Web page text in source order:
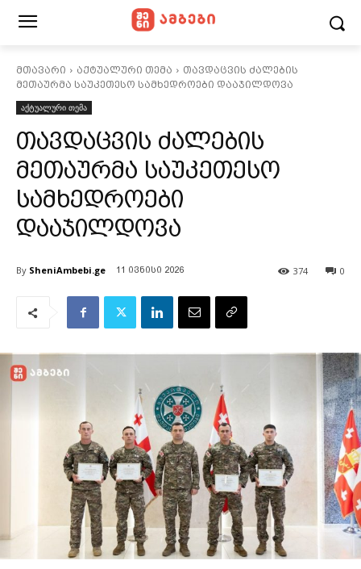
მთავარი აქტუალური თემა
თავდაცვის ძალების
მეთაურმა საუკეთესო სამხედროები დააჯილდოვა
აქტუალური თემა
თავდაცვის ძალების
მეთაურმა საუკეთესო
სამხედროები
დააჯილდოვა
By SheniAmbebi.ge 11 ივნისი 2026 0
374